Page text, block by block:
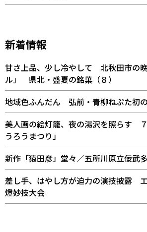
新着情報
甘さ上品、少し冷やして 北秋田市の
ル」 県北・盛夏の銘菓（８）
地域色ふんだん 弘前・青柳ねぷた初
美人画の絵灯籠、夜の湯沢を照らす
うろうまつり」
新作「猿田彦」堂々／五所川原立佞武
差し手、はやし方が迫力の演技披露
燈妙技大会